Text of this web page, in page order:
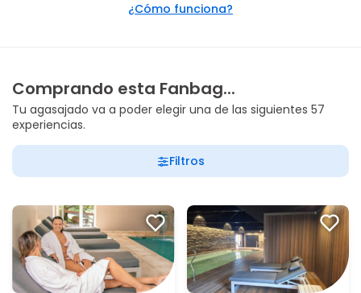
¿Cómo funciona?
Comprando esta Fanbag...
Tu agasajado va a poder elegir una de las siguientes 57
experiencias.
Filtros